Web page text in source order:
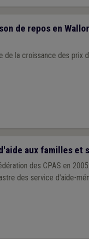
de repos en
la croissance des prix
aux familles et
2005. Les documents à remplir ont été
des service d'aide-